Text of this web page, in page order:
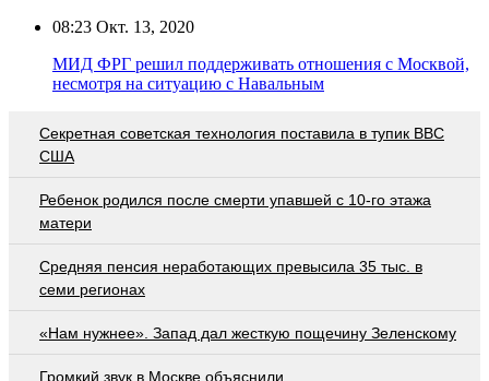
08:23 Окт. 13, 2020
МИД ФРГ решил поддерживать отношения с Москвой,
несмотря на ситуацию с Навальным
Секретная советская технология поставила в тупик ВВС
США
Ребенок родился после смерти упавшей с 10-го этажа
матери
Средняя пенсия неработающих превысила 35 тыс. в
семи регионах
«Нам нужнее». Запад дал жесткую пощечину Зеленскому
Громкий звук в Москве объяснили